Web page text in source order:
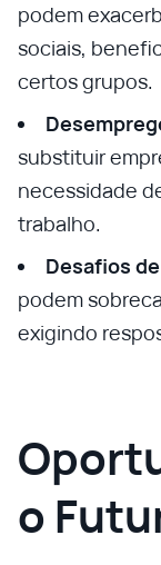
podem
sociais,
certos grupos.
substituir
necessidade
trabalho.
Desafios
podem
exigindo
o